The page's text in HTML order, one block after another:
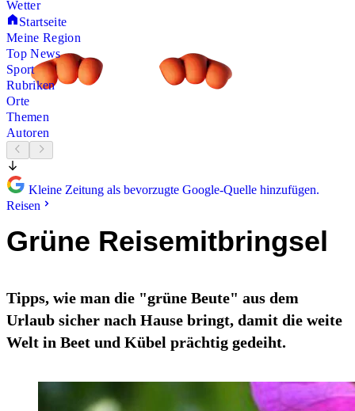
Wetter
Startseite
Meine Region
Top News
Sport
Rubriken
Orte
Themen
Autoren
Kleine Zeitung als bevorzugte Google-Quelle hinzufügen.
Reisen
Grüne Reisemitbringsel
Tipps, wie man die "grüne Beute" aus dem
Urlaub sicher nach Hause bringt, damit die weite
Welt in Beet und Kübel prächtig gedeiht.